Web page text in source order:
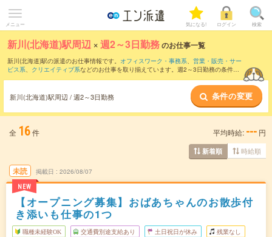
メニュー 気になる! ログイン 検索
新川(北海道)駅周辺 ×週2～3日勤務のお仕事一覧
新川(北海道)駅の派遣のお仕事情報です。 オフィスワーク・事務系、 営業・販売・サー
ビス系、 クリエイティブ系などのお仕事を取り揃えています。週2～3日勤務の条件の
新川(北海道)駅周辺 / 週2～3日勤務 条件の変更
全 16件 平均時給: --- 円
新着順 時給順
未読
NEW
掲載日 2026/08/07
【オープニング募集】おばあちゃんのお散歩付
き添いも仕事の1つ
職種未経験OK 交通費別途支給あり 土日祝日が休み 残業なし